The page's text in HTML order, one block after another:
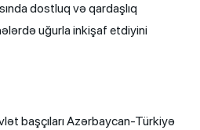
dostluq və qardaşlıq
uğurla inkişaf etdiyini
başçıları Azərbaycan-Türkiyə